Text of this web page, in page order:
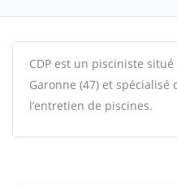
CDP est un pisciniste
Garonne (47) et
l’entretien de piscines.